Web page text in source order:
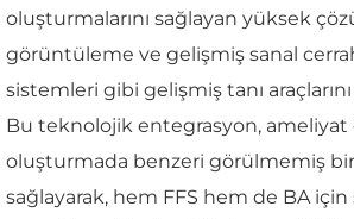
oluşturmalarını sağlayan yüksek
görüntüleme ve gelişmiş sanal
sistemleri gibi gelişmiş tanı
Bu teknolojik entegrasyon, ameliyat
oluşturmada benzeri görülmemiş
sağlayarak, hem FFS hem de BA